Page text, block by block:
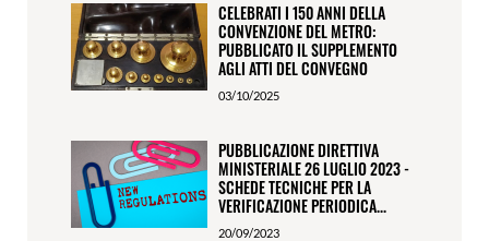
CELEBRATI I 150 ANNI DELLA
CONVENZIONE DEL METRO:
PUBBLICATO IL SUPPLEMENTO
AGLI ATTI DEL CONVEGNO
03/10/2025
PUBBLICAZIONE DIRETTIVA
MINISTERIALE 26 LUGLIO 2023 -
SCHEDE TECNICHE PER LA
VERIFICAZIONE PERIODICA...
20/09/2023